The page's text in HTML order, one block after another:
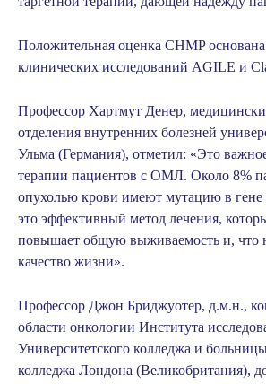
Положительная оценка CHMP основана
клинических исследований AGILE и
Профессор Хартмут Денер,
отделения внутренних болезней
Ульма (Германия), отметил: «Это
терапии пациентов с ОМЛ. Около 8%
опухолью крови имеют мутацию в
это эффективный метод лечения,
повышает общую выживаемость и, что
качество жизни».
Профессор Джон Бриджуотер, д.м.н.,
области онкологии Института
Университетского колледжа и
колледжа Лондона (Великобритания),